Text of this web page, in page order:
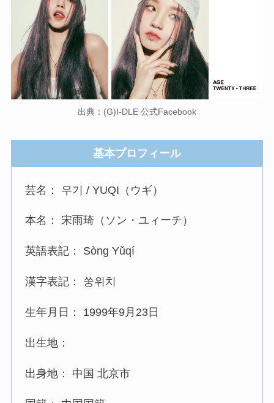
出典：(G)I-DLE 公式Facebook
基本プロフィール
芸名： 우기 / YUQI（ウギ）
本名： 宋雨琦（ソン・ユィーチ）
英語表記： Sòng Yǔqí
漢字表記： 쑹위치
生年月日： 1999年9月23日
出生地：
出身地： 中国 北京市